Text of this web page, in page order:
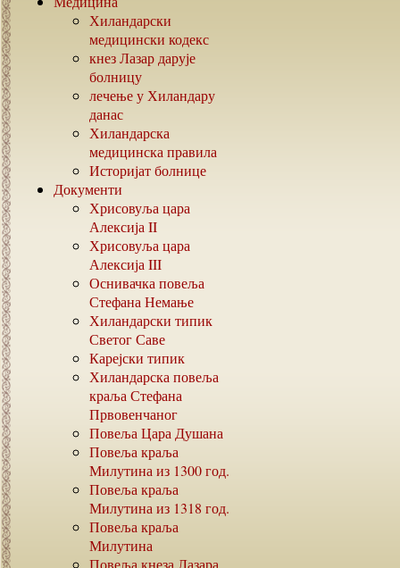
Хиландарски
медицински кодекс
кнез Лазар дарује
болницу
лечење у Хиландару
данас
Хиландарска
медицинска правила
Историјат болнице
Документи
Хрисовуља цара
Алексија II
Хрисовуља цара
Алексија III
Оснивачка повеља
Стефана Немање
Хиландарски типик
Светог Саве
Карејски типик
Хиландарска повеља
краља Стефана
Првовенчаног
Повеља Цара Душана
Повеља краља
Милутина из 1300год.
Повеља краља
Милутина из 1318 год.
Повеља краља
Милутина
Повеља кнеза Лазара